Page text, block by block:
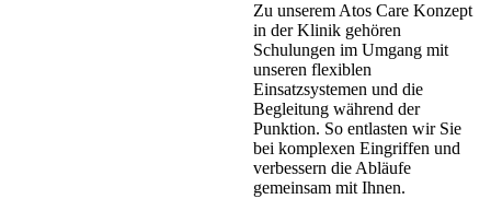
Zu unserem Atos Care Konzept
in der Klinik gehören
Schulungen im Umgang mit
unseren flexiblen
Einsatzsystemen und die
Begleitung während der
Punktion. So entlasten wir Sie
bei komplexen Eingriffen und
verbessern die Abläufe
gemeinsam mit Ihnen.